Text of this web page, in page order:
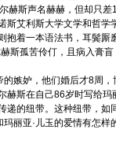
斯声名赫赫，但却只差1
艾利斯大学文学和哲
着一本语法书，耳鬓厮
孤苦伶仃，且病入膏
嫉妒，他们婚后才8周，
斯在自己86岁时写给
的纽带。这种纽带，
丽亚·儿玉的爱情有怎